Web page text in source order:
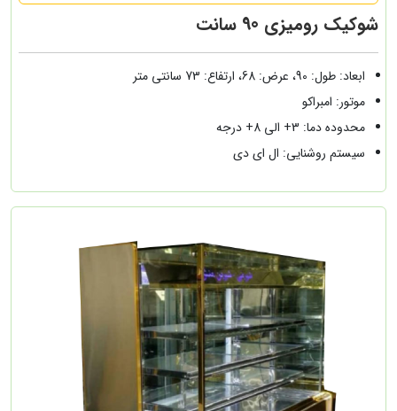
شوکیک رومیزی 90 سانت
ابعاد: طول: 90، عرض: 68، ارتفاع: 73 سانتی متر
موتور: امبراکو
محدوده دما: 3+ الی 8+ درجه
سیستم روشنایی: ال ای دی